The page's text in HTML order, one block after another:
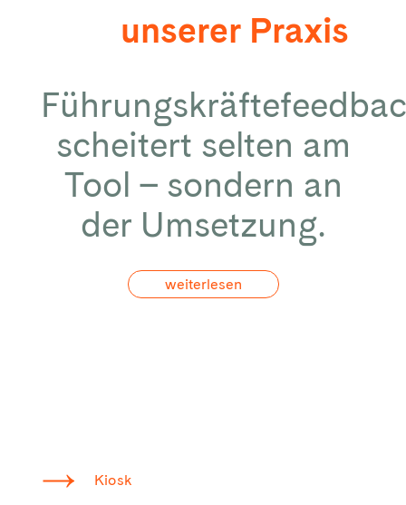
unserer Praxis
scheitert selten am
Tool – sondern an
der Umsetzung.
weiterlesen
Kiosk